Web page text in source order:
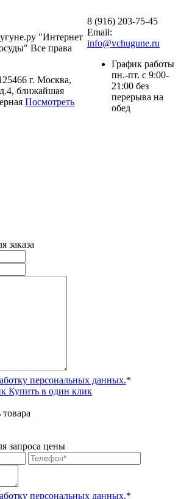
"Интернет
Все права
г. Москва,
ближайшая
Посмотреть
8 (916) 203-75-45
Email:
info@vchugune.ru
График работы
пн.-пт. с 9:00-
21:00 без
перерыва на
обед
заказа
персональных данных.*
Купить в один клик
запроса цены
персональных данных.*